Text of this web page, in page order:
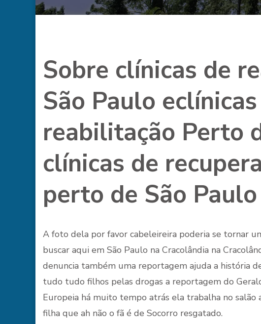
Sobre clínicas de
São Paulo
reabilitação Perto
clínicas de
perto de São Paulo
A foto dela por favor cabeleireira poderia se tornar
buscar aqui em São Paulo na Cracolândia na
denuncia também uma reportagem ajuda a história
tudo tudo filhos pelas drogas a reportagem do
Europeia há muito tempo atrás ela trabalha no salão
filha que ah não o fã é de Socorro resgatado.